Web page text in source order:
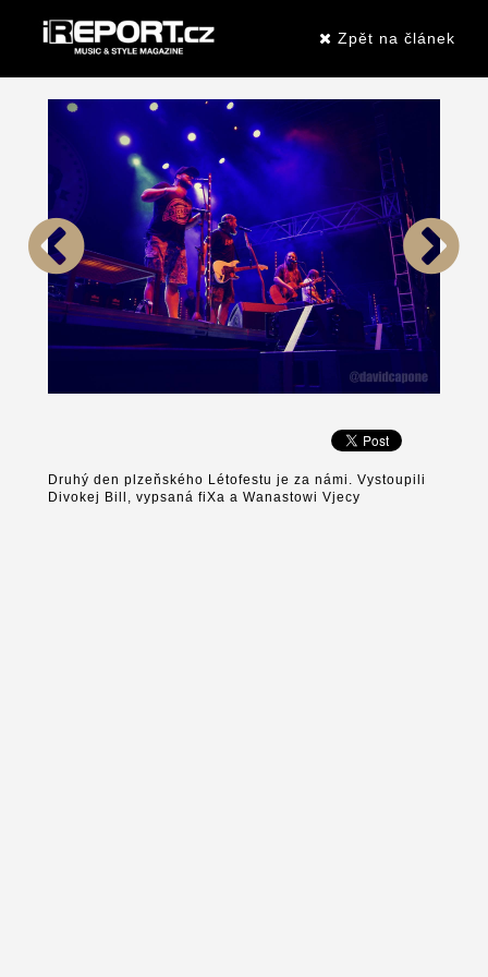
Zpět na článek
Druhý den plzeňského Létofestu je za námi. Vystoupili
Divokej Bill, vypsaná fiXa a Wanastowi Vjecy